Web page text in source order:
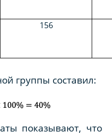
156
группы составил:
показывают, что